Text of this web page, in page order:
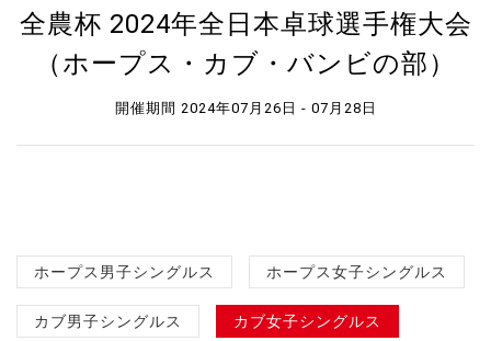
全農杯 2024年全日本卓球選手権大会
（ホープス・カブ・バンビの部）
開催期間 2024年07月26日 - 07月28日
ホープス男子シングルス ホープス女子シングルス
カブ男子シングルス カブ女子シングルス